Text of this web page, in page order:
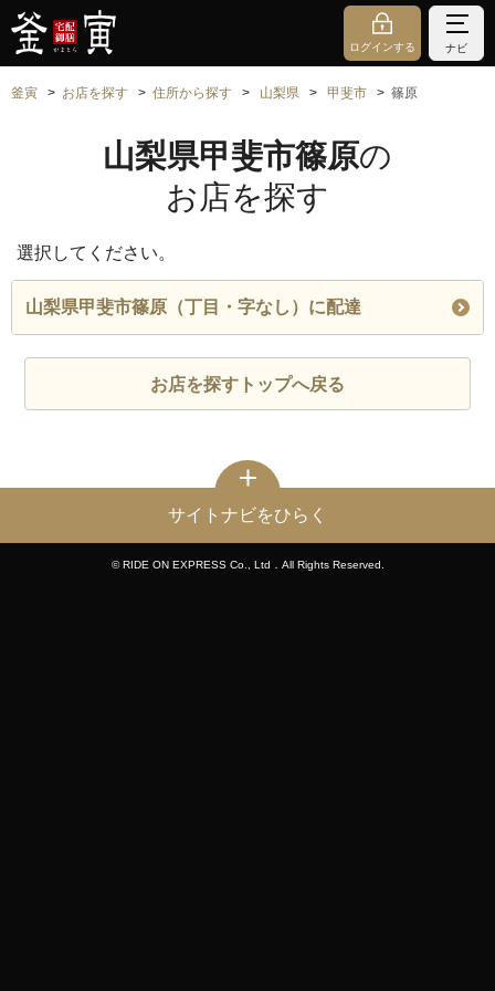
ログインする ナビ
釜寅 お店を探す 住所から探す 山梨県 甲斐市 篠原
山梨県甲斐市篠原の
お店を探す
選択してください。
山梨県甲斐市篠原（丁目・字なし）に配達
お店を探すトップへ戻る
サイトナビをひらく
© RIDE ON EXPRESS Co., Ltd．All Rights Reserved.